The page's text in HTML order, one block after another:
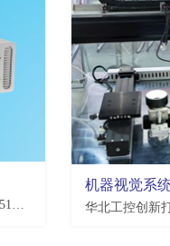
支持Intel 6/7代 Core i3/i5/i7 LGA1151处理器，H110/Q170/C236，4*USB3.0, 4*USB2.0，2-10*COM(可选)
EMB-3581
机器视觉系